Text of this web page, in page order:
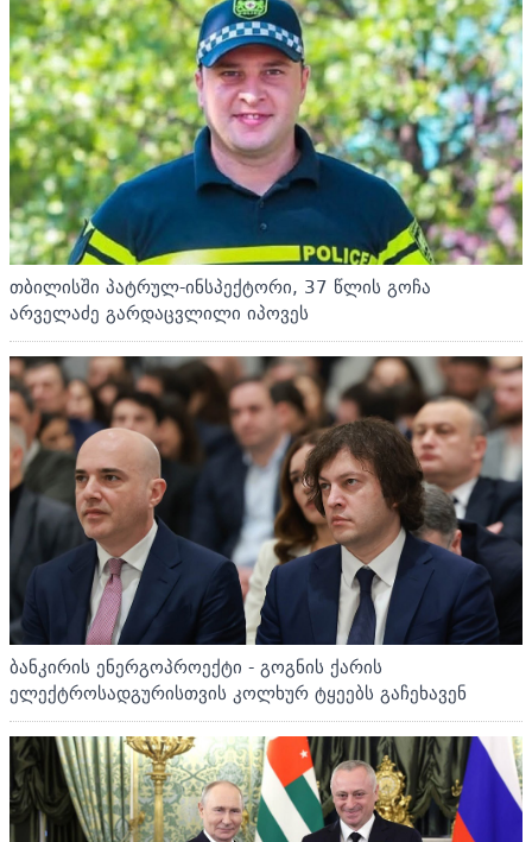
თბილისში პატრულ-ინსპექტორი, 37 წლის გოჩა
არველაძე გარდაცვლილი იპოვეს
ბანკირის ენერგოპროექტი - გოგნის ქარის
ელექტროსადგურისთვის კოლხურ ტყეებს გაჩეხავენ